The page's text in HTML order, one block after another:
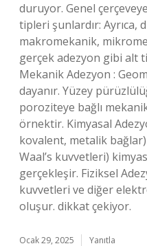
duruyor. Genel
tipleri şunlardır: Ayrıca,
makromekanik,
gerçek adezyon gibi alt
Mekanik Adezyon :
dayanır. Yüzey
poroziteye bağlı
örnektir. Kimyasal
kovalent, metalik
Waal’s kuvvetleri)
gerçekleşir. Fiziksel
kuvvetleri ve diğer
oluşur. dikkat çekiyor.
Ocak 29, 2025 Yanıtla